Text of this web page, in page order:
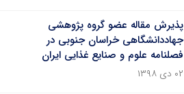
پذیرش مقاله عضو گروه پژوهشی
جهاددانشگاهی خراسان جنوبی در
فصلنامه علوم و صنایع غذایی ایران
۰۲ دی ۱۳۹۸